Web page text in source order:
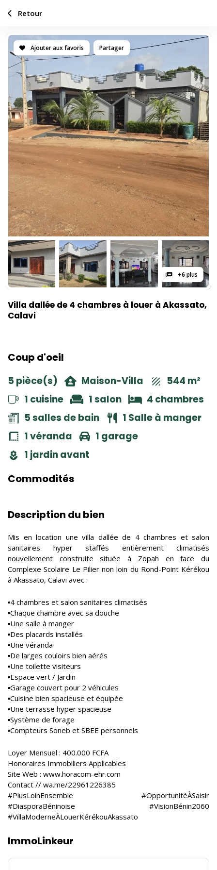
Ajouter aux favoris Partager
+6 plus
Villa dallée de 4 chambres à louer à Akassato,
Calavi
Coup d'oeil
5 pièce(s) Maison-Villa
544 m²
1 cuisine
1 salon
4 chambres
5 salles de bain
1 Salle à manger
1 véranda
1 garage
1 jardin avant
Commodités
Description du bien
Mis en location une villa dallée de 4 chambres et salon
sanitaires hyper staffés entièrement climatisés
nouvellement construite située à Zopah en face du
Complexe Scolaire Le Pilier non loin du Rond-Point Kérékou
à Akassato, Calavi avec :
▪️4 chambres et salon sanitaires climatisés
▪️Chaque chambre avec sa douche
▪️Une salle à manger
▪️Des placards installés
▪️Une véranda
▪️De larges couloirs bien aérés
▪️Une toilette visiteurs
▪️Espace vert / Jardin
▪️Garage couvert pour 2 véhicules
▪️Cuisine bien spacieuse et équipée
▪️Une terrasse hyper spacieuse
▪️Système de forage
▪️Compteurs Soneb et SBEE personnels
Loyer Mensuel : 400.000 FCFA
Honoraires Immobiliers Applicables
Site Web : www.horacom-ehr.com
Contact // wa.me/22961226385
#PlusLoinEnsemble #OpportunitéÀSaisir
#DiasporaBéninoise #VisionBénin2060
#VillaModerneÀLouerKérékouAkassato
ImmoLinkeur
Retour